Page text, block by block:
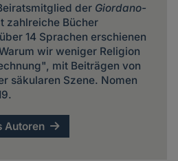
der Giordano-
zahlreiche Bücher
14 Sprachen erschienen
wir weniger Religion
mit Beiträgen von
säkularen Szene. Nomen
Autoren